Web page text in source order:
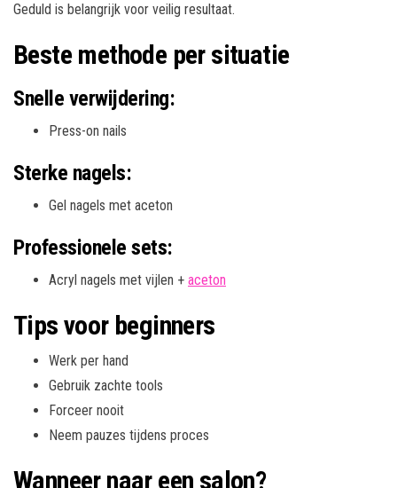
Geduld is belangrijk voor veilig resultaat.
Beste methode per situatie
Snelle verwijdering:
Press-on nails
Sterke nagels:
Gel nagels met aceton
Professionele sets:
Acryl nagels met vijlen + aceton
Tips voor beginners
Werk per hand
Gebruik zachte tools
Forceer nooit
Neem pauzes tijdens proces
Wanneer naar een salon?